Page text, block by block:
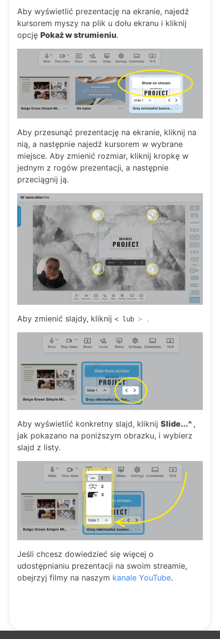
Aby wyświetlić prezentację na ekranie, najedź
kursorem myszy na plik u dołu ekranu i kliknij
opcję Pokaż w strumieniu.
Aby przesunąć prezentację na ekranie, kliknij na
nią, a następnie najedź kursorem w wybrane
miejsce. Aby zmienić rozmiar, kliknij kropkę w
jednym z rogów prezentacji, a następnie
przeciągnij ją.
Aby zmienić slajdy, kliknij < lub > .
Aby wyświetlić konkretny slajd, kliknij Slide...^ ,
jak pokazano na poniższym obrazku, i wybierz
slajd z listy.
Jeśli chcesz dowiedzieć się więcej o
udostępnianiu prezentacji na swoim streamie,
obejrzyj filmy na naszym kanale YouTube.